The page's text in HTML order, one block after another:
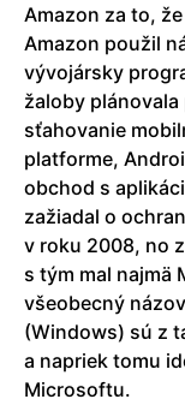
Amazon za to,
Amazon použil
vývojársky
žaloby
sťahovanie
platforme,
obchod s
zažiadal o
v roku 2008, no
s tým mal najmä
všeobecný
(Windows) sú z
a napriek tomu
Microsoftu.